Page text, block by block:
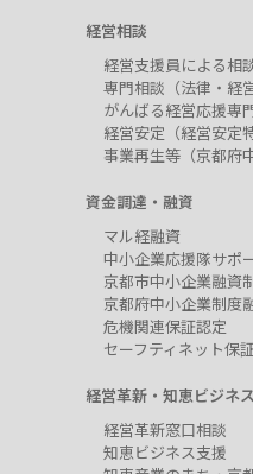
経営相談
経営支援員による相
専門相談（法律・経
がんばる経営応援専
経営安定（経営安定
事業再生等（京都府
資金調達・融資
マル経融資
中小企業応援隊サポ
京都市中小企業融資
京都府中小企業制度
危機関連保証認定
セーフティネット保
経営革新・知恵ビジネス
経営革新窓口相談
知恵ビジネス支援